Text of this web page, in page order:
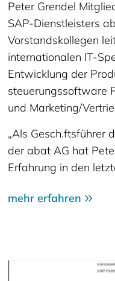
Peter Grendel
SAP-Dienstleisters
Vorstandskollegen
internationalen IT-
Entwicklung der
steuerungssoftware
und Marketing/
„Als Gesch.ftsführer
der abat AG hat
Erfahrung in den
mehr erfahren